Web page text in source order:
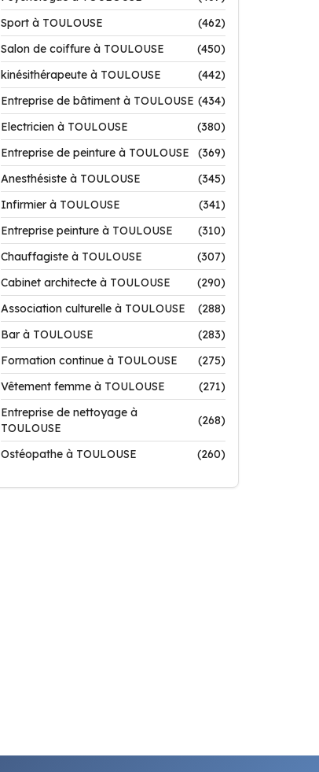
Sport à TOULOUSE
(462)
Salon de coiffure à TOULOUSE
(450)
kinésithérapeute à TOULOUSE
(442)
Entreprise de bâtiment à TOULOUSE (434)
Electricien à TOULOUSE
(380)
Entreprise de peinture à TOULOUSE
(369)
Anesthésiste à TOULOUSE
(345)
Infirmier à TOULOUSE
(341)
Entreprise peinture à TOULOUSE
(310)
Chauffagiste à TOULOUSE
(307)
Cabinet architecte à TOULOUSE
(290)
Association culturelle à TOULOUSE
(288)
Bar à TOULOUSE
(283)
Formation continue à TOULOUSE
(275)
Vêtement femme à TOULOUSE
(271)
Entreprise de nettoyage à
TOULOUSE
(268)
Ostéopathe à TOULOUSE (260)